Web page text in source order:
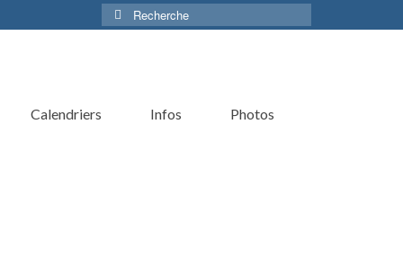
Rechercher :
Calendriers Infos Photos